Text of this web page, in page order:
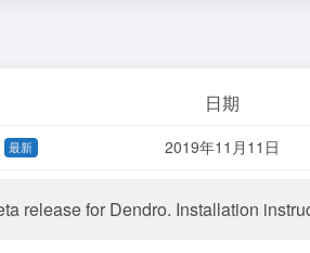
日期
最新 2019年11月11日
release for Dendro. Installation